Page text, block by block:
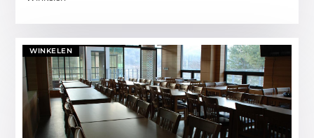
WINKELEN